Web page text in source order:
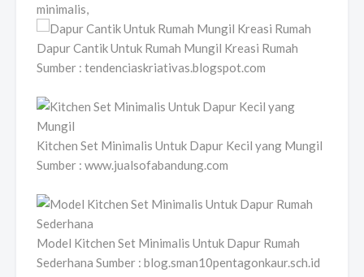
minimalis,
Dapur Cantik Untuk Rumah Mungil Kreasi Rumah
Sumber : tendenciaskriativas.blogspot.com
Kitchen Set Minimalis Untuk Dapur Kecil yang Mungil
Sumber : www.jualsofabandung.com
Model Kitchen Set Minimalis Untuk Dapur Rumah
Sederhana Sumber : blog.sman10pentagonkaur.sch.id